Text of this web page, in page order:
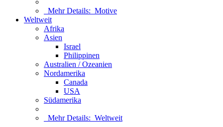
Mehr Details: Motive
Weltweit
Afrika
Asien
Israel
Philippinen
Australien / Ozeanien
Nordamerika
Canada
USA
Südamerika
Mehr Details: Weltweit